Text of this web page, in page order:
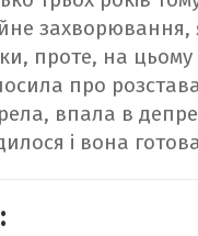
проте, на цьому
про
впала в
і вона